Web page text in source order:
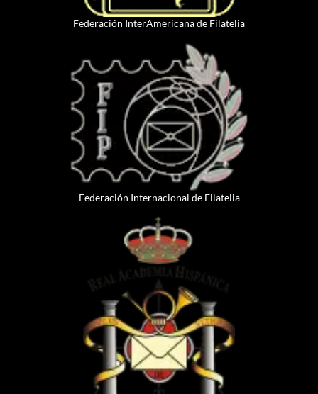
Federación InterAmericana de Filatelia
Federación Internacional de Filatelia